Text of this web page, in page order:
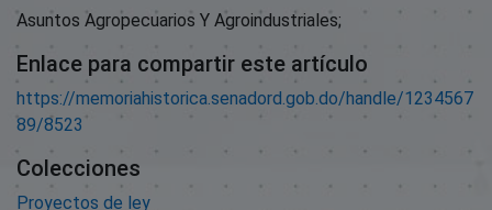
Asuntos Agropecuarios Y Agroindustriales;
Enlace para compartir este artículo
https://memoriahistorica.senadord.gob.do/handle/1234567
89/8523
Colecciones
Proyectos de ley